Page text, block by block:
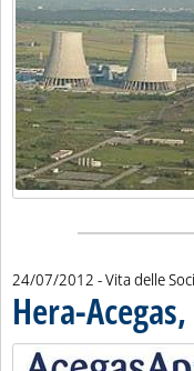
24/07/2012 - Vita delle
Hera-